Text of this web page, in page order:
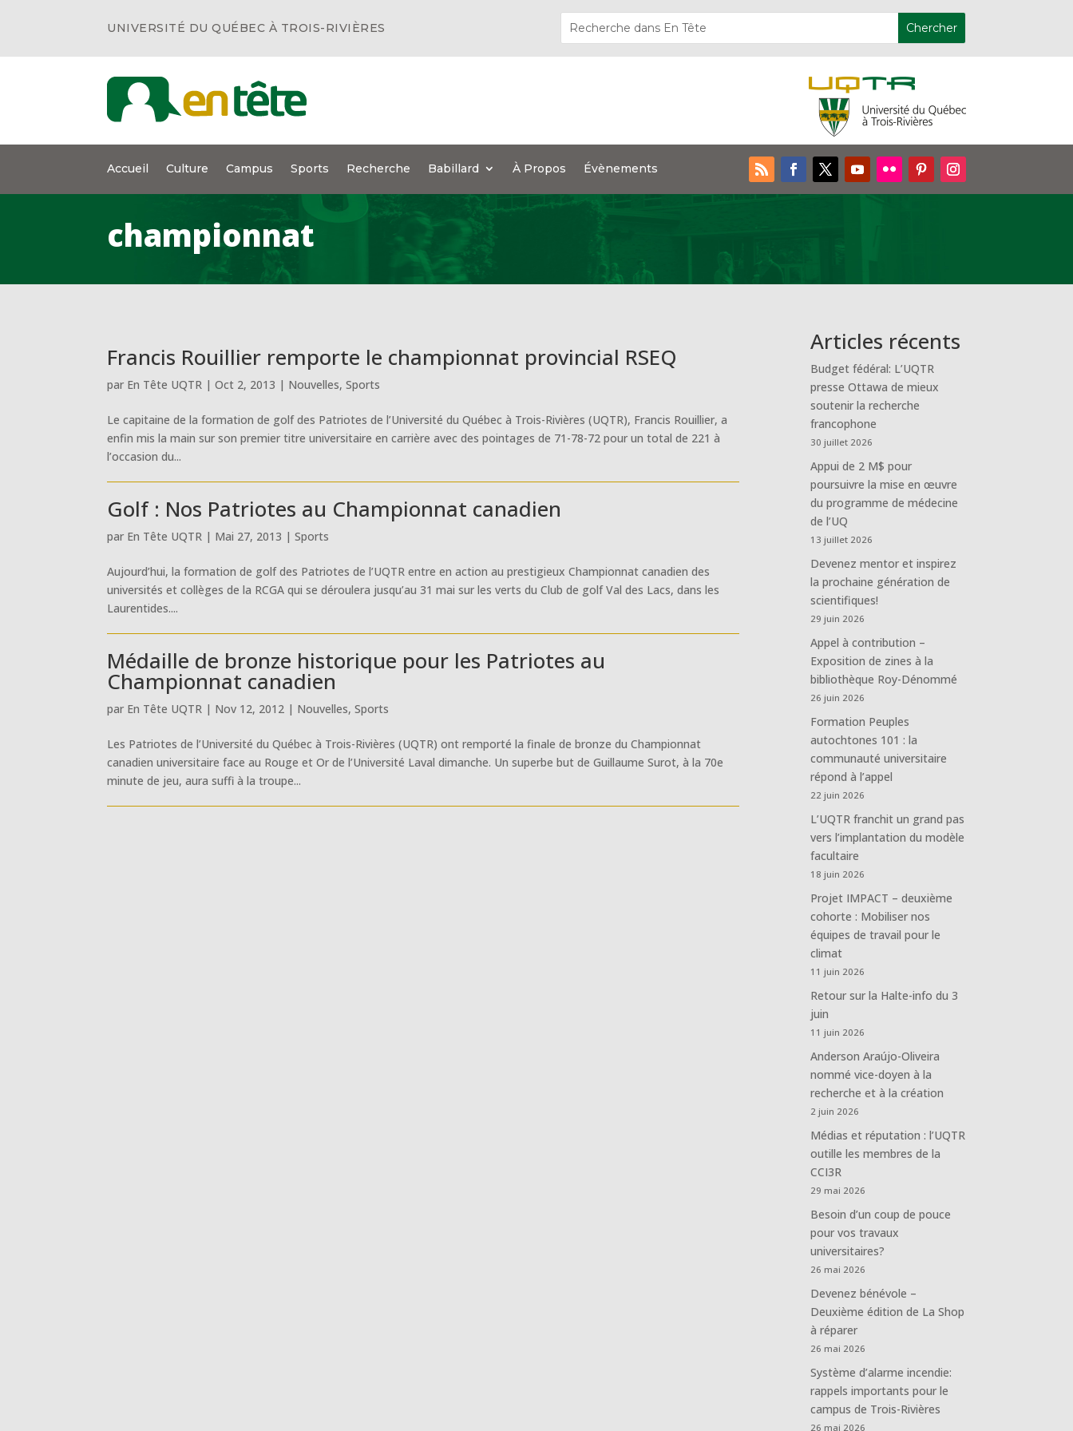
UNIVERSITÉ DU QUÉBEC À TROIS-RIVIÈRES
Accueil Culture Campus Sports Recherche Babillard À Propos Évènements
championnat
Francis Rouillier remporte le championnat provincial RSEQ
par En Tête UQTR |Oct 2, 2013 | Nouvelles,Sports
Le capitaine de la formation de golf des Patriotes de l’Université du Québec à Trois-Rivières (UQTR), Francis Rouillier, a
enfin mis la main sur son premier titre universitaire en carrière avec des pointages de 71-78-72 pour un total de 221 à
l’occasion du...
Golf : Nos Patriotes au Championnat canadien
par En Tête UQTR | Mai 27, 2013 |Sports
Aujourd’hui, la formation de golf des Patriotes de l’UQTR entre en action au prestigieux Championnat canadien des
universités et collèges de la RCGA qui se déroulera jusqu’au 31 mai sur les verts du Club de golf Val des Lacs, dans les
Laurentides....
Médaille de bronze historique pour les Patriotes au
Championnat canadien
par En Tête UQTR | Nov 12, 2012 | Nouvelles,Sports
Les Patriotes de l’Université du Québec à Trois-Rivières (UQTR) ont remporté la finale de bronze du Championnat
canadien universitaire face au Rouge et Or de l’Université Laval dimanche. Un superbe but de Guillaume Surot, à la 70e
minute de jeu, aura suffi à la troupe...
Articles récents
Budget fédéral: L’UQTR
presse Ottawa de mieux
soutenir la recherche
francophone
30 juillet 2026
Appui de 2 M$ pour
poursuivre la mise en œuvre
du programme de médecine
de l’UQ
13 juillet 2026
Devenez mentor et inspirez
la prochaine génération de
scientifiques!
29 juin 2026
Appel à contribution –
Exposition de zines à la
bibliothèque Roy-Dénommé
26 juin 2026
Formation Peuples
autochtones 101 : la
communauté universitaire
répond à l’appel
22 juin 2026
L’UQTR franchit un grand pas
vers l’implantation du modèle
facultaire
18 juin 2026
Projet IMPACT – deuxième
cohorte : Mobiliser nos
équipes de travail pour le
climat
11 juin 2026
Retour sur la Halte-info du 3
juin
11 juin 2026
Anderson Araújo-Oliveira
nommé vice-doyen à la
recherche et à la création
2 juin 2026
Médias et réputation : l’UQTR
outille les membres de la
CCI3R
29 mai 2026
Besoin d’un coup de pouce
pour vos travaux
universitaires?
26 mai 2026
Devenez bénévole –
Deuxième édition de La Shop
à réparer
26 mai 2026
Système d’alarme incendie:
rappels importants pour le
campus de Trois-Rivières
26 mai 2026